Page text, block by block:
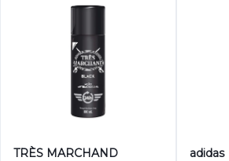
TRÈS MARCHAND adidas